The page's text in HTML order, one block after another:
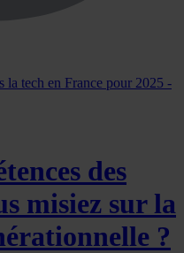
des
misiez sur la
?